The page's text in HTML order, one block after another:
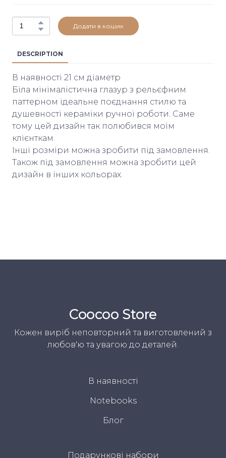
Додати в кошик
DESCRIPTION
В наявності 21 см діаметр
Біла мінімалістична глазур з рельєфним
паттерном ідеальне поєднання стилю та
душевності кераміки ручної роботи. Саме
тому цей дизайн так полюбився моїм
клієнткам.
Інші розміри можна зробити під замовлення.
Також під замовлення можна зробити цей
дизайн в інших кольорах.
Coocoo Store
Кожен виріб неповторний та виготовлений з
любов'ю та увагою до деталей.
В наявності
Notebooks
Блог
Подарункові набори